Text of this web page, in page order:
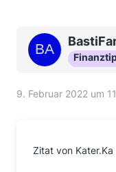
nichts mehr,
lieber noch einige
Wohnanlage
9. Februar 2022 um
Zitat von Kater.Ka